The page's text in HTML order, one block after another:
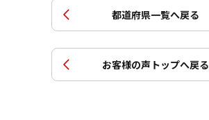
都道府県一覧へ戻る
お客様の声トップへ戻る